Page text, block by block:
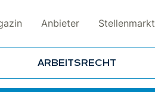
Anbieter Stellenmarkt
ARBEITSRECHT